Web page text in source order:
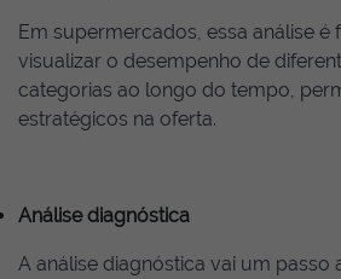
Em supermercados, essa análise é
visualizar o desempenho de
categorias ao longo do tempo,
estratégicos na oferta.
Análise diagnóstica
A análise diagnóstica vai um passo